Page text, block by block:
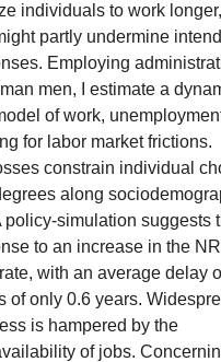
individuals to work
partly undermine
Employing
men, I estimate a
of work,
for labor market frictions.
constrain individual
along
policy-simulation suggests
to an increase in the
with an average delay
of only 0.6 years.
is hampered by the
of jobs.